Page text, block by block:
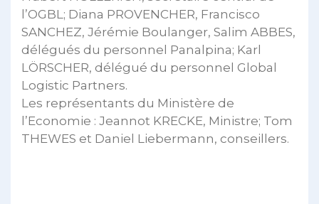
l’OGBL; Diana PROVENCHER, Francisco
SANCHEZ, Jérémie Boulanger, Salim ABBES,
délégués du personnel Panalpina; Karl
LÖRSCHER, délégué du personnel Global
Logistic Partners.
Les représentants du Ministère de
l’Economie : Jeannot KRECKE, Ministre; Tom
THEWES et Daniel Liebermann, conseillers.